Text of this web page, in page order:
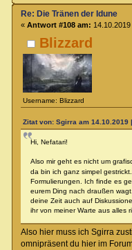
Blizzard
Username: Blizzard
Re: Die Tränen der Idune
« Antwort #108 am:
Zitat von: Sgirra am 14.10.2019
Hi, Nefatari!
Also mir geht es nicht um
da bin ich ganz simpel gestrickt.
Formulierungen. Ich finde es
eurem Ding nach draußen
deine Zeit auch auf
ihr von meiner Warte aus alles
Also hier muss ich Sgirra
omnipräsent du hier im